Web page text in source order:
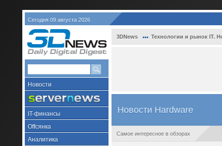
Сегодня 09 августа 2026
Новости
IT-финансы
Offсянка
Аналитика
3DNews Технологии и рынок IT.
Новости Hardware
Самое интересное в обзорах